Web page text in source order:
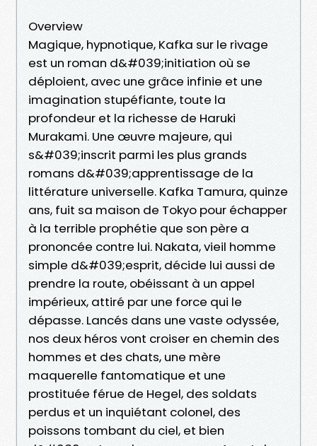
Overview
Magique, hypnotique, Kafka sur le rivage
est un roman d&#039;initiation où se
déploient, avec une grâce infinie et une
imagination stupéfiante, toute la
profondeur et la richesse de Haruki
Murakami. Une œuvre majeure, qui
s&#039;inscrit parmi les plus grands
romans d&#039;apprentissage de la
littérature universelle. Kafka Tamura, quinze
ans, fuit sa maison de Tokyo pour échapper
à la terrible prophétie que son père a
prononcée contre lui. Nakata, vieil homme
simple d&#039;esprit, décide lui aussi de
prendre la route, obéissant à un appel
impérieux, attiré par une force qui le
dépasse. Lancés dans une vaste odyssée,
nos deux héros vont croiser en chemin des
hommes et des chats, une mère
maquerelle fantomatique et une
prostituée férue de Hegel, des soldats
perdus et un inquiétant colonel, des
poissons tombant du ciel, et bien